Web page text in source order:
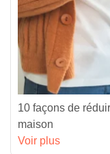
10 façons de
maison
Voir plus